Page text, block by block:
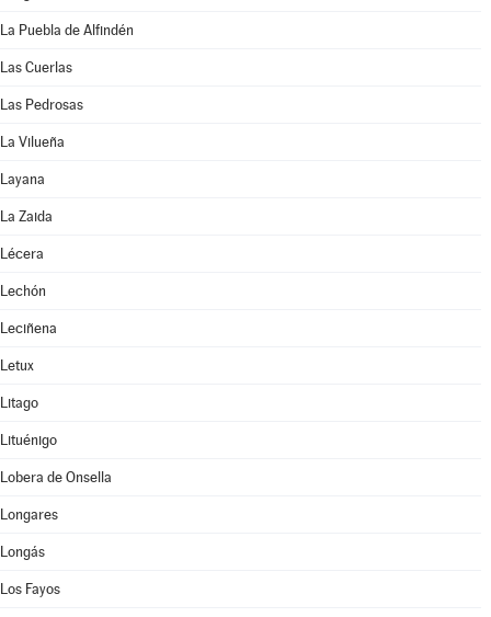
La Puebla de Alfindén
Las Cuerlas
Las Pedrosas
La Vilueña
Layana
La Zaida
Lécera
Lechón
Leciñena
Letux
Litago
Lituénigo
Lobera de Onsella
Longares
Longás
Los Fayos